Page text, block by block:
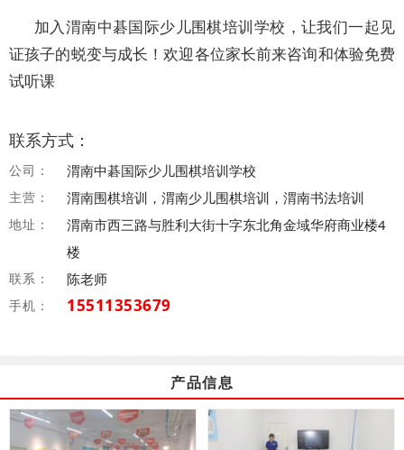
加入渭南中碁国际少儿围棋培训学校，让我们一起见
证孩子的蜕变与成长！欢迎各位家长前来咨询和体验免费
试听课
联系方式：
公司： 渭南中碁国际少儿围棋培训学校
主营： 渭南围棋培训，渭南少儿围棋培训，渭南书法培训
地址：
渭南市西三路与胜利大街十字东北角金域华府商业楼4
楼
联系： 陈老师
手机： 15511353679
产品信息